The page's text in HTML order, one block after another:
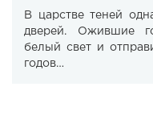
В царстве теней
дверей. Ожившие
белый свет и
годов…